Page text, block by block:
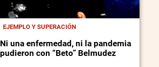
EJEMPLO Y SUPERACIÓN
Ni una enfermedad, ni la pandemia
pudieron con “Beto” Belmudez